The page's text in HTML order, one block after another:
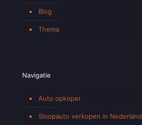
Blog
Thema
Navigatie
Auto opkoper
Sloopauto verkopen in Nederland